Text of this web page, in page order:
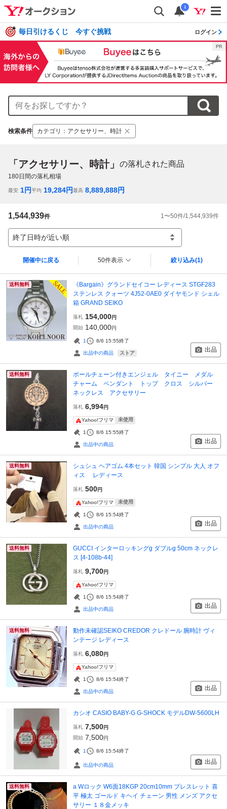
i
毎日引けるくじ 今すぐ挑戦 ログイン
検索条件 カテゴリ ： アクセサリー、時計
「アクセサリー、時計」 の落札された商品
180日間の落札相場
最安 1円平均 19,284円最高 8,889,888円
1,544,939件 1 〜50件/1,544,939件
終了日時が近い順
開催中に戻る 50件表示 絞り込み(1)
送料無料
《Bargain》グランドセイコー レディース STGF283
ステンレス クォーツ 4J52-0AE0 ダイヤモンド シェル
箱 GRAND SEIKO
落札 154,000円
開始 140,000円
1 8/6 15:55終了
出品中の商品 ストア 出品
送料無料
ボールチェーン付きエンジェル タイニー メダル
チャーム ペンダント トップ クロス シルバー
ネックレス アクセサリー
落札 6,994円
Yahoo!フリマ 未使用
1 8/6 15:55終了
出品中の商品 出品
送料無料
シュシュ ヘアゴム 4本セット 韓国 シンプル 大人 オフ
ィス レディース
落札 500円
Yahoo!フリマ 未使用
1 8/6 15:54終了
出品中の商品 出品
送料無料
GUCCI インターロッキングg ダブルg 50cm ネックレ
ス [4-108b-44]
落札 9,700円
Yahoo!フリマ
1 8/6 15:54終了
出品中の商品 出品
送料無料
動作未確認SEIKO CREDOR クレドール 腕時計 ヴィ
ンテージ レディース
落札 6,080円
Yahoo!フリマ
1 8/6 15:54終了
出品中の商品 出品
カシオ CASIO BABY-G G-SHOCK モデルDW-5600LH
落札 7,500円
開始 7,500円
1 8/6 15:54終了
出品中の商品 出品
送料無料
a Wロック W6面18KGP 20cm10mm ブレスレット 喜
平 極太 ゴールド キヘイ チェーン 男性 メンズ アクセ
サリー １８金メッキ